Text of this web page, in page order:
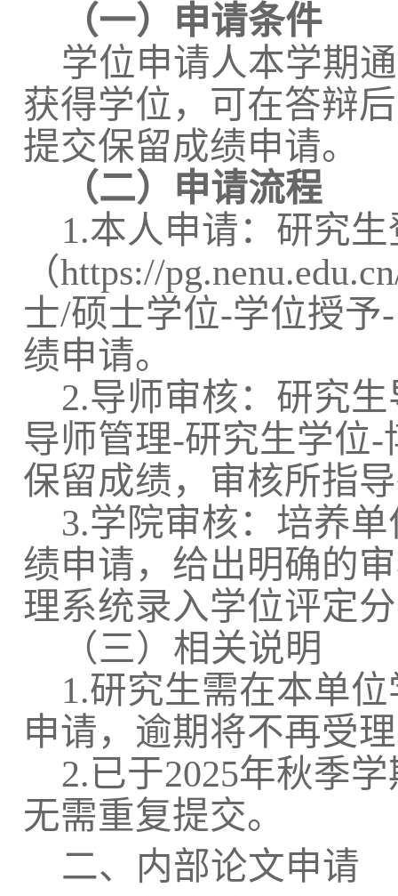
（一）申请条件
学位申请人本学期
获得学位，可在答辩
提交保留成绩申请。
（二）申请流程
1.本人申请：研究生
（https://
士/硕士学位-学位授予-
绩申请。
2.导师审核：研究
导师管理-研究生学位-
保留成绩，审核所指
3.学院审核：培养
绩申请，给出明确的
理系统录入学位评定
（三）相关说明
1.研究生需在本单
申请，逾期将不再受
2.已于2025年秋季
无需重复提交。
二、内部论文申请